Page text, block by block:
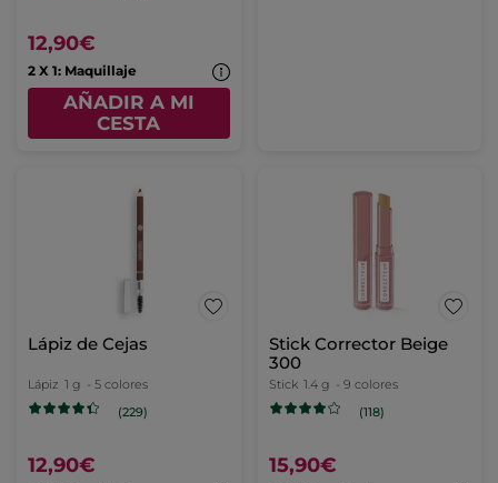
12,90€
2 X 1: Maquillaje
AÑADIR A MI
CESTA
Lápiz de Cejas
Lápiz 1 g - 5 colores
(229)
12,90€
Stick Corrector Beige
300
Stick 1.4 g - 9 colores
(118)
15,90€